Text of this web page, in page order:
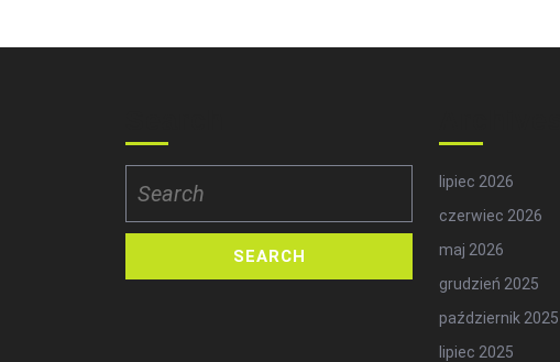
for:
lipiec 2026
czerwiec 2026
maj 2026
grudzień 2025
październik 2025
lipiec 2025